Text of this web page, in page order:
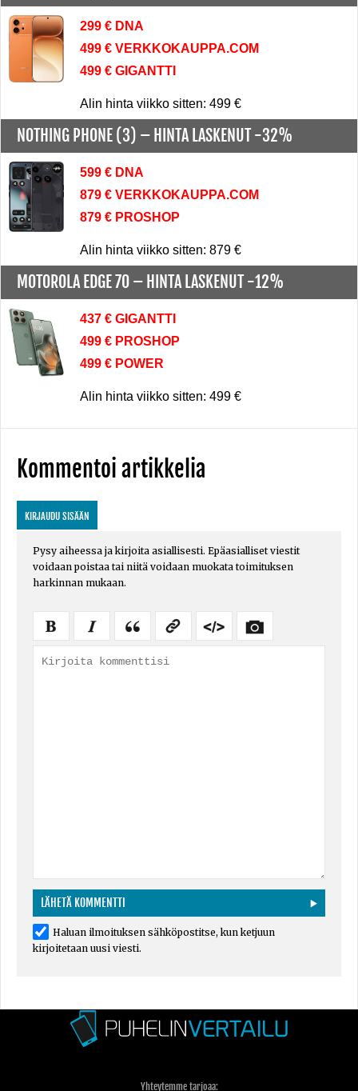
299 € DNA
499 € VERKKOKAUPPA.COM
499 € GIGANTTI
Alin hinta viikko sitten: 499 €
NOTHING PHONE (3) – HINTA LASKENUT -32%
599 € DNA
879 € VERKKOKAUPPA.COM
879 € PROSHOP
Alin hinta viikko sitten: 879 €
MOTOROLA EDGE 70 – HINTA LASKENUT -12%
437 € GIGANTTI
499 € PROSHOP
499 € POWER
Alin hinta viikko sitten: 499 €
Kommentoi artikkelia
KIRJAUDU SISÄÄN
Pysy aiheessa ja kirjoita asiallisesti. Epäasialliset viestit
voidaan poistaa tai niitä voidaan muokata toimituksen
harkinnan mukaan.
Haluan ilmoituksen sähköpostitse, kun ketjuun
kirjoitetaan uusi viesti.
Yhteytemme tarjoaa: